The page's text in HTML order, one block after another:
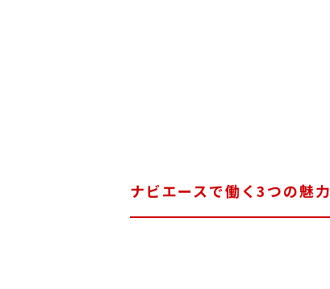
ナビエースで働く3つの魅力